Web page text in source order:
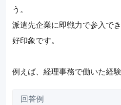
う。
派遣先企業に即戦力で参入で
好印象です。
例えば、経理事務で働いた経
回答例